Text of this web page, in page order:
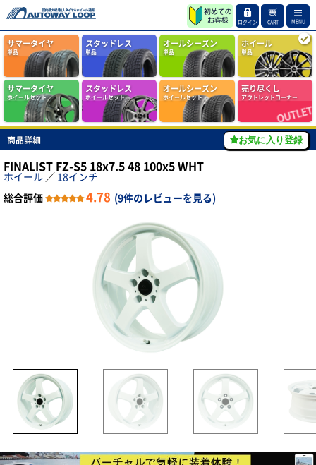
ログイン CART MENU
サマータイヤ
単品
スタッドレス
単品
オールシーズン
単品
ホイール
単品
サマータイヤ
ホイールセット
スタッドレス
ホイールセット
オールシーズン
ホイールセット
売り尽くし
アウトレットコーナー
商品詳細 お気に入り登録
FINALIST FZ-S5 18x7.5 48 100x5 WHT
ホイール ／ 18インチ
総合評価
4.78 (9件のレビューを見る)